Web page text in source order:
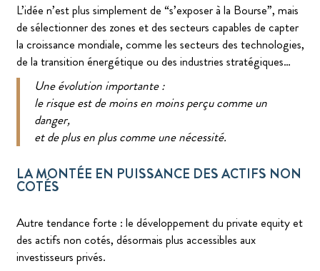
L’idée n’est plus simplement de “s’exposer à la Bourse”, mais
de sélectionner des zones et des secteurs capables de capter
la croissance mondiale, comme les secteurs des technologies,
de la transition énergétique ou des industries stratégiques…
Une évolution importante :
le risque est de moins en moins perçu comme un
danger,
et de plus en plus comme une nécessité.
LA MONTÉE EN PUISSANCE DES ACTIFS NON
COTÉS
Autre tendance forte : le développement du private equity et
des actifs non cotés, désormais plus accessibles aux
investisseurs privés.